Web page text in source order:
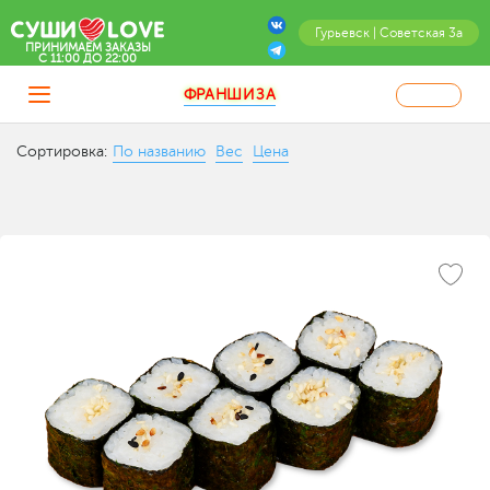
Гурьевск | Советская 3а
ПРИНИМАЕМ ЗАКАЗЫ
C 11:00 ДО 22:00
ФРАНШИЗА
Сортировка: По названию Вес Цена